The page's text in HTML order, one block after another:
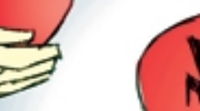
کرم جوانساز آلمانی انتخاب ستاره